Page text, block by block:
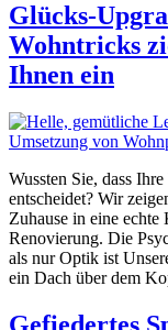
Glücks-
Wohntricks
Ihnen ein
Wussten Sie, dass
entscheidet? Wir
Zuhause in eine
Renovierung. Die
als nur Optik ist
ein Dach über dem